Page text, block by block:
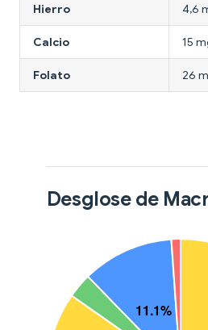
Hierro 4,6
Calcio 15
Folato 26
Desglose de